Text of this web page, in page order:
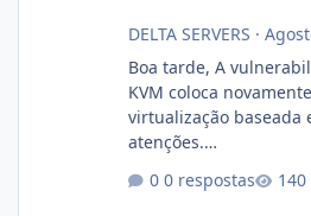
DELTA SERVERS ·
Boa tarde, A
KVM coloca
virtualização baseada
atenções.
xjx23zz5f Criamos uma breve explicação:
0 respostas